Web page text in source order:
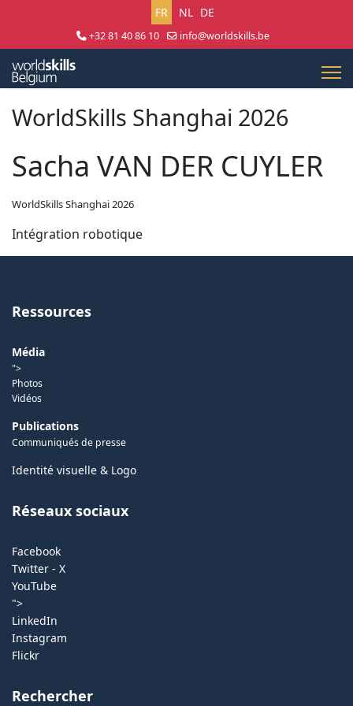
Sélectionnez votre langue
FR NL DE
+32 81 40 86 10
info@worldskills.be
WorldSkills Shanghai 2026
Sacha VAN DER CUYLER
WorldSkills Shanghai 2026
Intégration robotique
Ressources
Média
">
Photos
Vidéos
Publications
Communiqués de presse
Identité visuelle & Logo
Réseaux sociaux
Facebook
Twitter - X
YouTube
">
LinkedIn
Instagram
Flickr
Rechercher